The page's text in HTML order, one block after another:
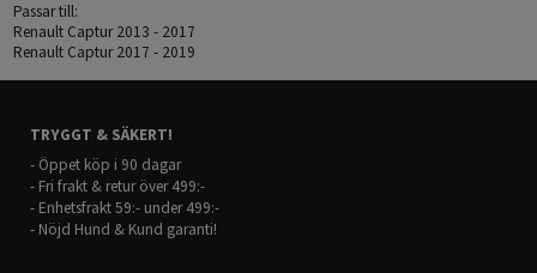
Passar till:
Renault Captur 2013 - 2017
Renault Captur 2017 - 2019
TRYGGT & SÄKERT!
- Öppet köp i 90 dagar
- Fri frakt & retur över 499:-
- Enhetsfrakt 59:- under 499:-
- Nöjd Hund & Kund garanti!